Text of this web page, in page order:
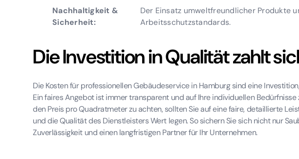
Nachhaltigkeit &
Sicherheit:
Der Einsatz umweltfreundlicher Produkte
Arbeitsschutzstandards.
Die Investition in Qualität zahlt
Die Kosten für professionellen Gebäudeservice in Hamburg sind eine
Ein faires Angebot ist immer transparent und auf Ihre individuellen
den Preis pro Quadratmeter zu achten, sollten Sie auf eine faire, detaillierte
und die Qualität des Dienstleisters Wert legen. So sichern Sie sich nicht nur
Zuverlässigkeit und einen langfristigen Partner für Ihr Unternehmen.